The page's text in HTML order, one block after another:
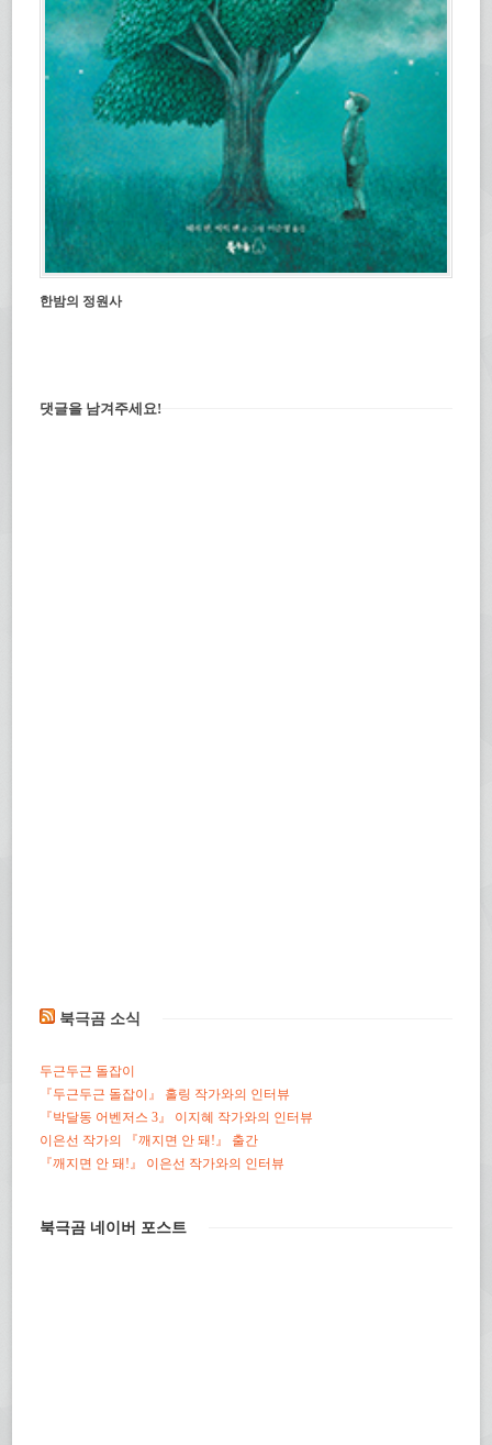
한밤의 정원사
댓글을 남겨주세요!
북극곰 소식
두근두근 돌잡이
『두근두근 돌잡이』 홀링 작가와의 인터뷰
『박달동 어벤저스 3』 이지혜 작가와의 인터뷰
이은선 작가의 『깨지면 안 돼!』 출간
『깨지면 안 돼!』 이은선 작가와의 인터뷰
북극곰 네이버 포스트